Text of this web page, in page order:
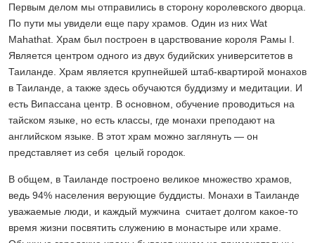
Первым делом мы отправились в сторону королевского дворца.
По пути мы увидели еще пару храмов. Один из них Wat
Mahathat. Храм был построен в царствование короля Рамы I.
Является центром одного из двух будийских университетов в
Таиланде. Храм является крупнейшей штаб-квартирой монахов
в Таиланде, а также здесь обучаются буддизму и медитации. И
есть Випассана центр. В основном, обучение проводиться на
тайском языке, но есть классы, где монахи преподают на
английском языке. В этот храм можно заглянуть — он
представляет из себя целый городок.
В общем, в Таиланде построено великое множество храмов,
ведь 94% населения верующие буддисты. Монахи в Таиланде
уважаемые люди, и каждый мужчина считает долгом какое-то
время жизни посвятить служению в монастыре или храме.